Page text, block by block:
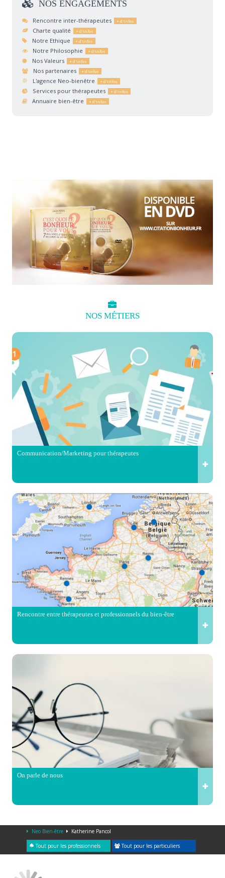
NOS ENGAGEMENTS
Rencontre inter-thérapeutes
Charte qualité
Notre Ethique
Notre Philosophie
Nos Valeurs
Nos partenaires
L'agence Neo-bienêtre
Services pour thérapeutes
Annuaire bien-être
NOS MÉTIERS
Communication/Marketing pour thérapeutes
Rencontre entre thérapeutes et professionnels du bien-être
On parle de nous
Neo Bien-être Katherine Pancol
Tout pour les professionnels Tout pour les particuliers